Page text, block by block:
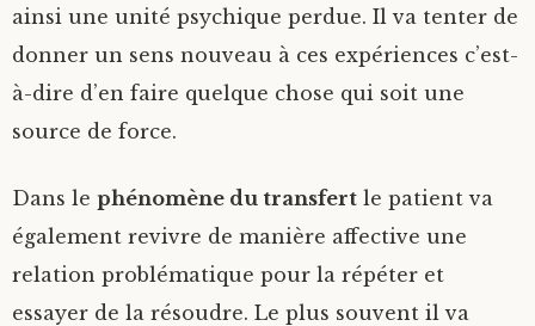
ainsi une unité psychique perdue. Il va tenter de
donner un sens nouveau à ces expériences c’est-
à-dire d’en faire quelque chose qui soit une
source de force.
Dans le phénomène du transfert le patient va
également revivre de manière affective une
relation problématique pour la répéter et
essayer de la résoudre. Le plus souvent il va